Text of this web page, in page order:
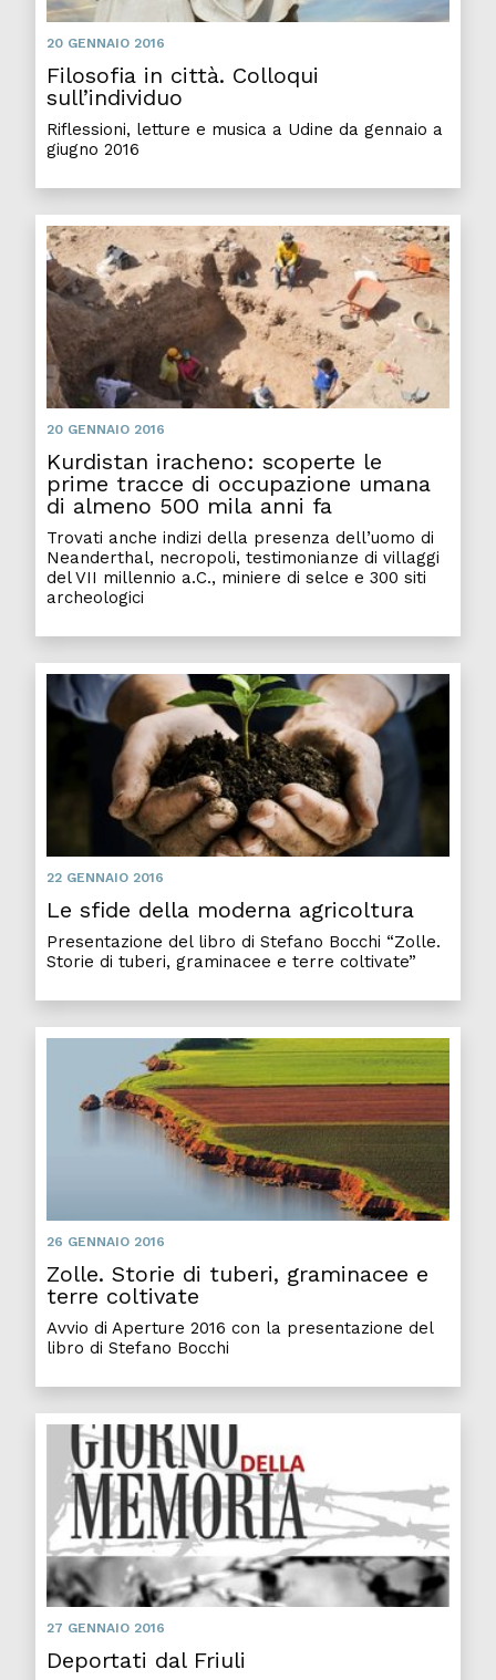
20 GENNAIO 2016
Filosofia in città. Colloqui
sull’individuo
Riflessioni, letture e musica a Udine da gennaio a
giugno 2016
20 GENNAIO 2016
Kurdistan iracheno: scoperte le
prime tracce di occupazione umana
di almeno 500 mila anni fa
Trovati anche indizi della presenza dell’uomo di
Neanderthal, necropoli, testimonianze di villaggi
del VII millennio a.C., miniere di selce e 300 siti
archeologici
22 GENNAIO 2016
Le sfide della moderna agricoltura
Presentazione del libro di Stefano Bocchi “Zolle.
Storie di tuberi, graminacee e terre coltivate”
26 GENNAIO 2016
Zolle. Storie di tuberi, graminacee e
terre coltivate
Avvio di Aperture 2016 con la presentazione del
libro di Stefano Bocchi
27 GENNAIO 2016
Deportati dal Friuli